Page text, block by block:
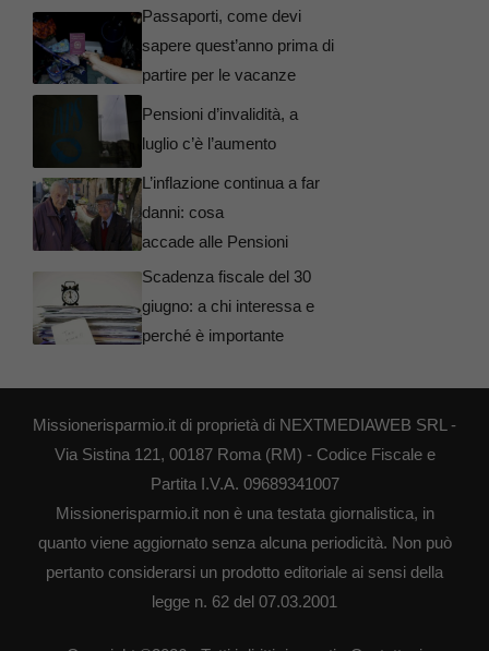
Passaporti, come devi
sapere quest’anno prima di
partire per le vacanze
Pensioni d’invalidità, a
luglio c’è l’aumento
L’inflazione continua a far
danni: cosa
accade alle Pensioni
Scadenza fiscale del 30
giugno: a chi interessa e
perché è importante
Missionerisparmio.it di proprietà di NEXTMEDIAWEB SRL -
Via Sistina 121, 00187 Roma (RM) - Codice Fiscale e
Partita I.V.A. 09689341007
Missionerisparmio.it non è una testata giornalistica, in
quanto viene aggiornato senza alcuna periodicità. Non può
pertanto considerarsi un prodotto editoriale ai sensi della
legge n. 62 del 07.03.2001